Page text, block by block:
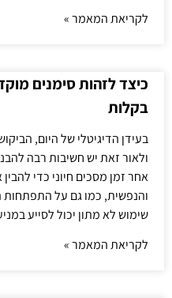
לקריאת המאמר »
כיצד לזהות סימנים
בקלות
בעידן הדיגיטלי של היום,
ולאור זאת יש חשיבות רבה
אחר זמן מסכים חיוני כדי
והנפשית, כמו גם על התפתחות
שימוש לא מתון יכול לסייע
לקריאת המאמר »